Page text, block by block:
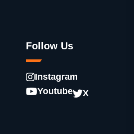
Follow Us
Instagram
Youtube
X